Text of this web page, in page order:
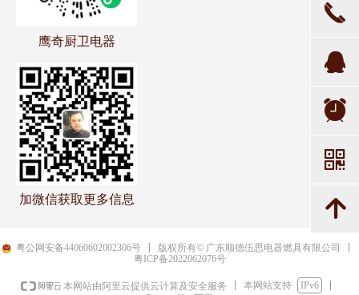
加微信获取更多信息
鹰奇厨卫电器
粤公网安备44060602002306号
版权所有© 广东顺德伍思电器燃具有限公司
粤ICP备2022062076号
本网站由阿里云提供云计算及安全服务 本网站支持
IPv6
끅
뀩
뀥
낃
녕